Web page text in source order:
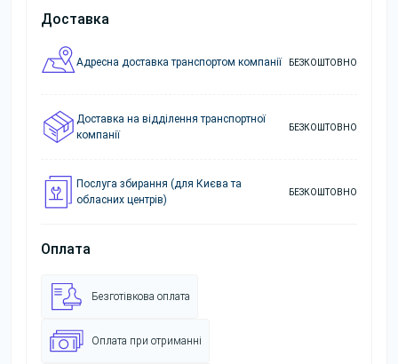
Доставка
Адресна доставка транспортом компанії БЕЗКОШТОВНО
Доставка на відділення транспортної
компанії
БЕЗКОШТОВНО
Послуга збирання (для Києва та
обласних центрів)
БЕЗКОШТОВНО
Оплата
Безготівкова оплата
Оплата при отриманні